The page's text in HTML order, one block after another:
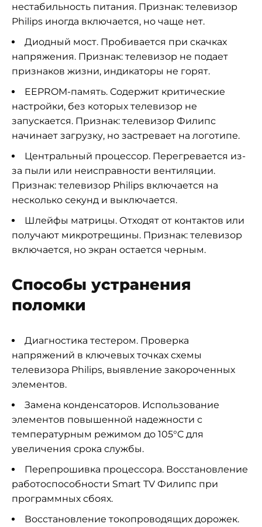
нестабильность питания. Признак: телевизор
Philips иногда включается, но чаще нет.
Диодный мост. Пробивается при скачках
напряжения. Признак: телевизор не подает
признаков жизни, индикаторы не горят.
EEPROM-память. Содержит критические
настройки, без которых телевизор не
запускается. Признак: телевизор Филипс
начинает загрузку, но застревает на логотипе.
Центральный процессор. Перегревается из-
за пыли или неисправности вентиляции.
Признак: телевизор Philips включается на
несколько секунд и выключается.
Шлейфы матрицы. Отходят от контактов или
получают микротрещины. Признак: телевизор
включается, но экран остается черным.
Способы устранения
поломки
Диагностика тестером. Проверка
напряжений в ключевых точках схемы
телевизора Philips, выявление закороченных
элементов.
Замена конденсаторов. Использование
элементов повышенной надежности с
температурным режимом до 105°C для
увеличения срока службы.
Перепрошивка процессора. Восстановление
работоспособности Smart TV Филипс при
программных сбоях.
Восстановление токопроводящих дорожек.